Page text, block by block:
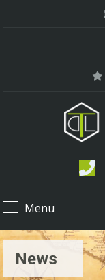
Menu
News